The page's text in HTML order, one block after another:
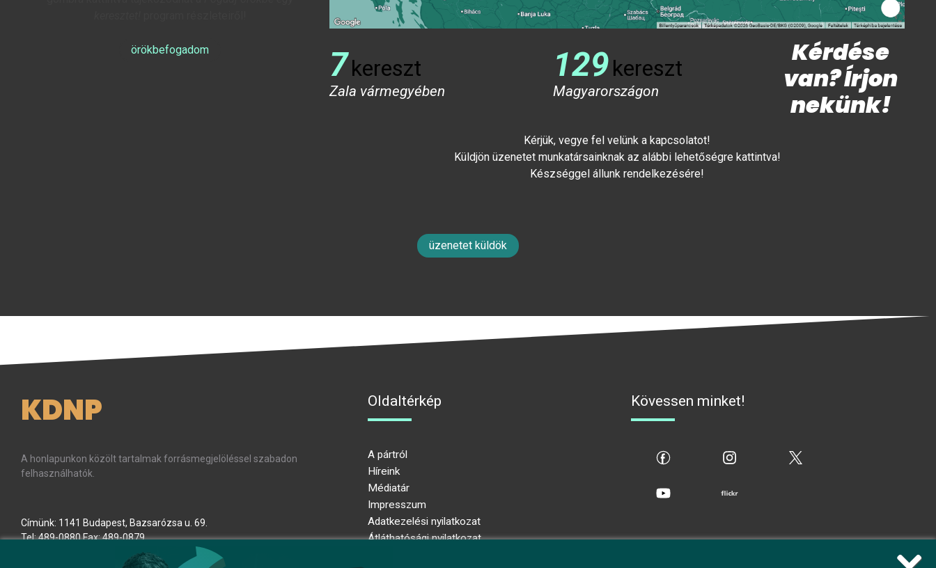
örökbefogadom 7kereszt
Zala vármegyében
129kereszt
Magyarországon
Kérdése
van? Írjon
nekünk!
Kérjük, vegye fel velünk a kapcsolatot!
Küldjön üzenetet munkatársainknak az alábbi lehetőségre kattintva!
Készséggel állunk rendelkezésére!
üzenetet küldök
KDNP
A honlapunkon közölt tartalmak forrásmegjelöléssel szabadon
felhasználhatók.
Címünk: 1141 Budapest, Bazsarózsa u. 69.
Tel: 489-0880 Fax: 489-0879
hu(kdnp[at]kdnp[dot]hu)
Oldaltérkép
A pártról
Híreink
Médiatár
Impresszum
Adatkezelési nyilatkozat
Átláthatósági nyilatkozat
Kövessen minket!
flickr